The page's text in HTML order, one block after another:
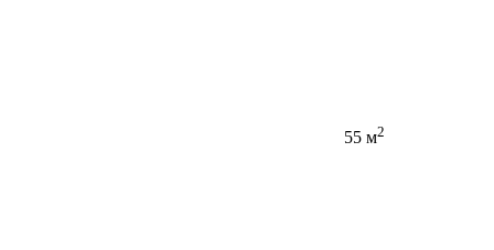
55 м2